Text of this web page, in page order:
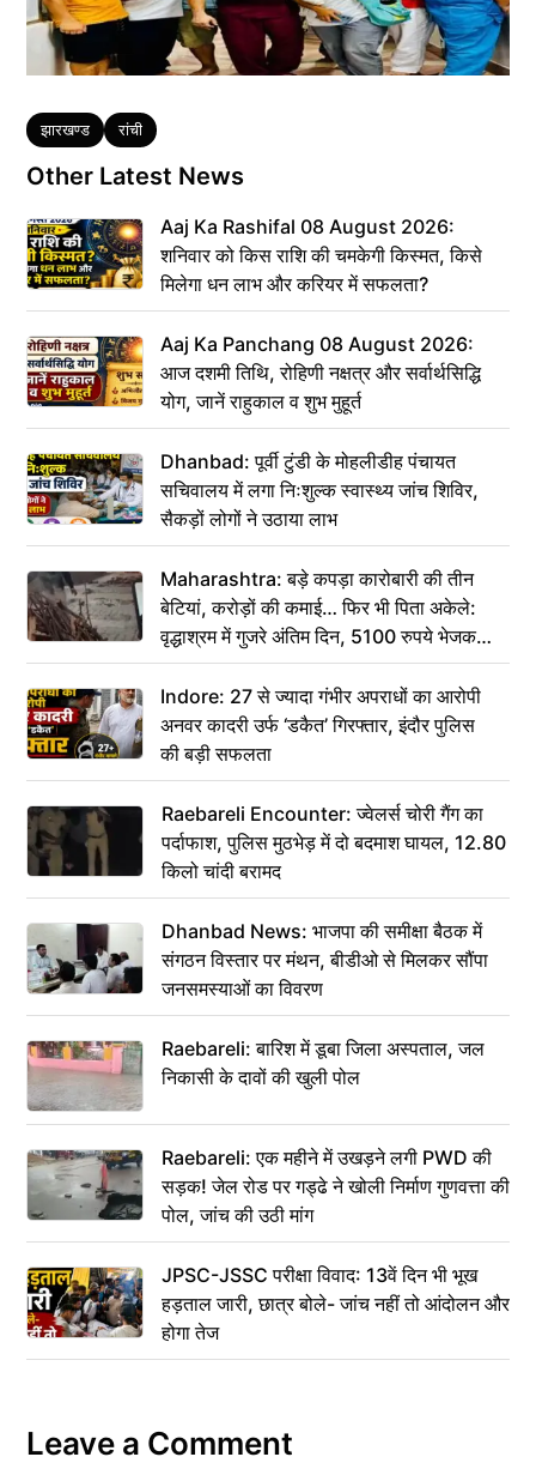
Tags
झारखण्ड रांची
Other Latest News
Aaj Ka Rashifal 08 August 2026:
शनिवार को किस राशि की चमकेगी किस्मत, किसे
मिलेगा धन लाभ और करियर में सफलता?
Aaj Ka Panchang 08 August 2026:
आज दशमी तिथि, रोहिणी नक्षत्र और सर्वार्थसिद्धि
योग, जानें राहुकाल व शुभ मुहूर्त
Dhanbad: पूर्वी टुंडी के मोहलीडीह पंचायत
सचिवालय में लगा निःशुल्क स्वास्थ्य जांच शिविर,
सैकड़ों लोगों ने उठाया लाभ
Maharashtra: बड़े कपड़ा कारोबारी की तीन
बेटियां, करोड़ों की कमाई… फिर भी पिता अकेले:
वृद्धाश्रम में गुजरे अंतिम दिन, 5100 रुपये भेजकर
कहा– अंतिम संस्कार कर दीजिए हम नहीं आ पाएंगे
Indore: 27 से ज्यादा गंभीर अपराधों का आरोपी
अनवर कादरी उर्फ ‘डकैत’ गिरफ्तार, इंदौर पुलिस
की बड़ी सफलता
Raebareli Encounter: ज्वेलर्स चोरी गैंग का
पर्दाफाश, पुलिस मुठभेड़ में दो बदमाश घायल, 12.80
किलो चांदी बरामद
Dhanbad News: भाजपा की समीक्षा बैठक में
संगठन विस्तार पर मंथन, बीडीओ से मिलकर सौंपा
जनसमस्याओं का विवरण
Raebareli: बारिश में डूबा जिला अस्पताल, जल
निकासी के दावों की खुली पोल
Raebareli: एक महीने में उखड़ने लगी PWD की
सड़क! जेल रोड पर गड्ढे ने खोली निर्माण गुणवत्ता की
पोल, जांच की उठी मांग
JPSC-JSSC परीक्षा विवाद: 13वें दिन भी भूख
हड़ताल जारी, छात्र बोले- जांच नहीं तो आंदोलन और
होगा तेज
Leave a Comment